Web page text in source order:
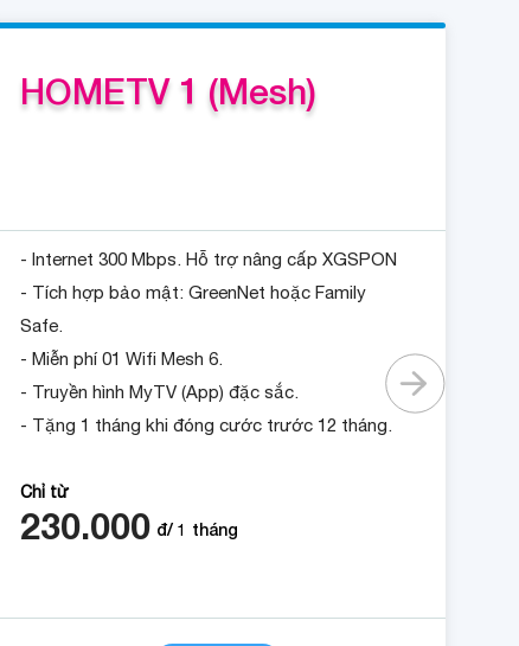
HOMETV 1 (Mesh)
- Internet 300 Mbps. Hỗ trợ nâng cấp XGSPON
- Tích hợp bảo mật: GreenNet hoặc Family
Safe.
- Miễn phí 01 Wifi Mesh 6.
- Truyền hình MyTV (App) đặc sắc.
- Tặng 1 tháng khi đóng cước trước 12 tháng.
Chỉ từ
230.000 đ/1 tháng